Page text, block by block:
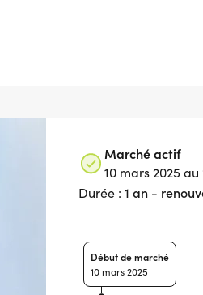
Marché actif
10 mars 2025
Durée : 1 an -
Début de marché
10 mars 2025